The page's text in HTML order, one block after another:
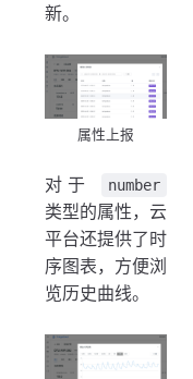
新。
属性上报
对于 number
类型的属性，云
平台还提供了时
序图表，方便浏
览历史曲线。